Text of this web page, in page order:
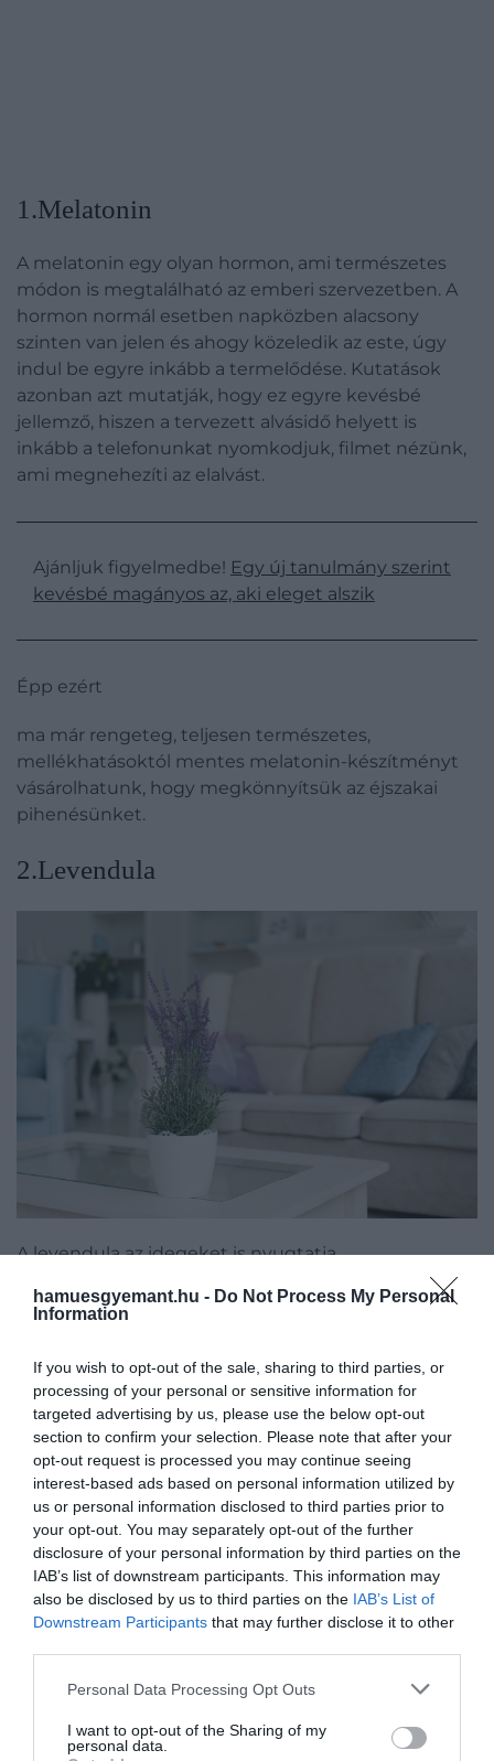
hamuesgyemant.hu - Do Not Process My Personal
Information
If you wish to opt-out of the sale, sharing to third parties, or
processing of your personal or sensitive information for
targeted advertising by us, please use the below opt-out
section to confirm your selection. Please note that after your
opt-out request is processed you may continue seeing
interest-based ads based on personal information utilized by
us or personal information disclosed to third parties prior to
your opt-out. You may separately opt-out of the further
disclosure of your personal information by third parties on the
IAB’s list of downstream participants. This information may
also be disclosed by us to third parties on the IAB’s List of
Downstream Participants that may further disclose it to other
Please note that this website/app uses one or more Google
not limited to your visit or usage behaviour. You may click to
grant or deny consent to Google and its third-party tags to
Personal Data Processing Opt Outs
I want to opt-out of the Sharing of my
personal data.
1.Melatonin
A melatonin egy olyan hormon, ami természetes
módon is megtalálható az emberi szervezetben. A
hormon normál esetben napközben alacsony
szinten van jelen és ahogy közeledik az este, úgy
indul be egyre inkább a termelődése. Kutatások
azonban azt mutatják, hogy ez egyre kevésbé
jellemző, hiszen a tervezett alvásidő helyett is
inkább a telefonunkat nyomkodjuk, filmet nézünk,
ami megnehezíti az elalvást.
Ajánljuk figyelmedbe! Egy új tanulmány szerint
kevésbé magányos az, aki eleget alszik
Épp ezért
ma már rengeteg, teljesen természetes,
mellékhatásoktól mentes melatonin-készítményt
vásárolhatunk, hogy megkönnyítsük az éjszakai
pihenésünket.
2.Levendula
A levendula az idegeket is nyugtatja
Shutterstock
illatuk miatt kedvelik, azt azonban már kevesen
tudják, hogy a növény az alvásban is segíthet.
Kutatások azt mutatják, hogy a levendulaolaj
éjszakai használata, vagy akár csak egy levendulás
füstölő megkönnyíti a gyors álomba szenderülést.
Más mérések szerint a növény ráadásul csökkenti a
stresszt, a szorongást, ami szintén hozzájárulhat a
pihentető alváshoz.
3.Hűtsük le a szobát!
jelentősen befolyásolhatja az alvásunk minőségét.
Kutatások bizonyítják, hogy hűvösebb, szellősebb
szobában könnyebben jön álom a szemünkre. A